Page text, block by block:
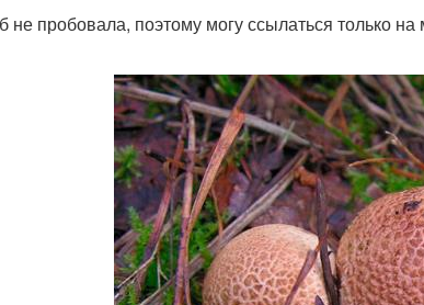
не пробовала, поэтому могу ссылаться только